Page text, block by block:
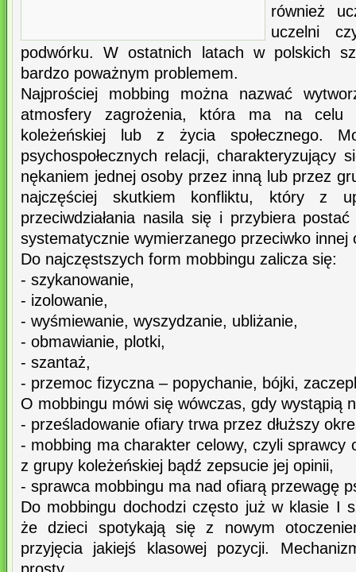
również
uczelni
podwórku. W ostatnich latach w polskich
bardzo poważnym problemem.
Najprościej mobbing można nazwać
atmosfery zagrożenia, która ma na celu
koleżeńskiej lub z życia społecznego.
psychospołecznych relacji, charakteryzujący
nękaniem jednej osoby przez inną lub przez
najczęściej skutkiem konfliktu, który z
przeciwdziałania nasila się i przybiera postać
systematycznie wymierzanego przeciwko innej
Do najczęstszych form mobbingu zalicza się:
- szykanowanie,
- izolowanie,
- wyśmiewanie, wyszydzanie, ubliżanie,
- obmawianie, plotki,
- szantaż,
- przemoc fizyczna – popychanie, bójki,
O mobbingu mówi się wówczas, gdy wystąpią
- prześladowanie ofiary trwa przez dłuższy
- mobbing ma charakter celowy, czyli sprawcy
z grupy koleżeńskiej bądź zepsucie jej opinii,
- sprawca mobbingu ma nad ofiarą przewagę
Do mobbingu dochodzi często już w klasie I
że dzieci spotykają się z nowym
przyjęcia jakiejś klasowej pozycji.